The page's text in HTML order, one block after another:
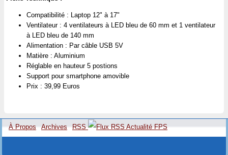
Compatibilité : Laptop 12" à 17"
Ventilateur : 4 ventilateurs à LED bleu de 60 mm et 1 ventilateur
à LED bleu de 140 mm
Alimentation : Par câble USB 5V
Matière : Aluminium
Réglable en hauteur 5 postions
Support pour smartphone amovible
Prix : 39,99 Euros
À Propos Archives RSS